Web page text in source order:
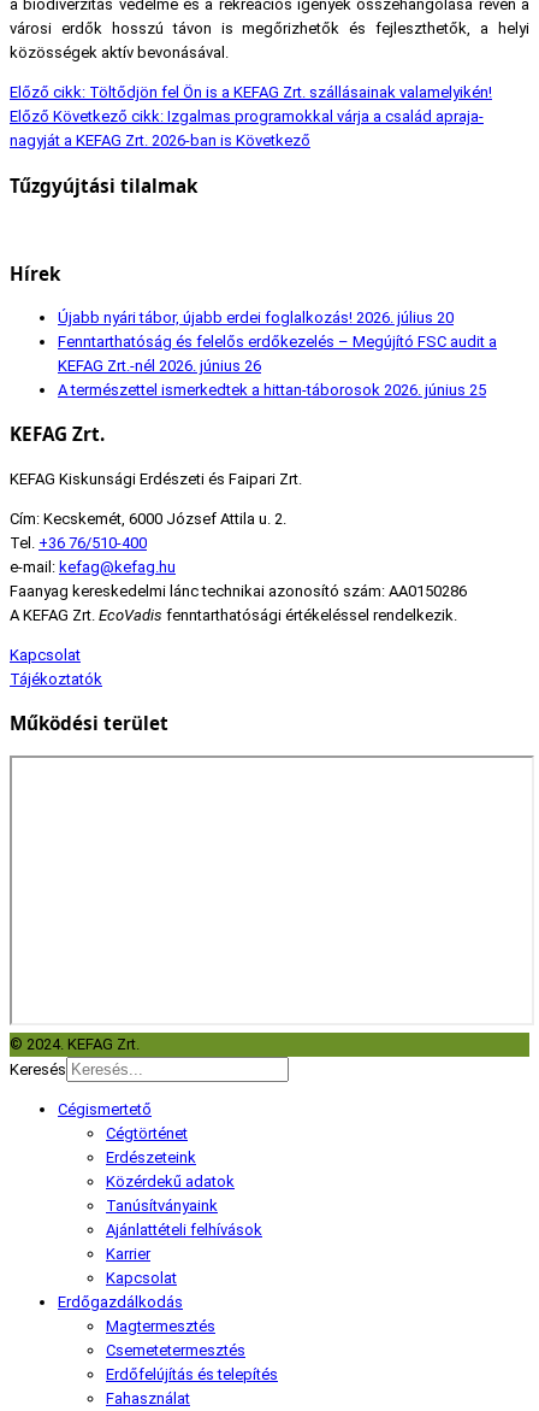
a biodiverzitás védelme és a rekreációs igények összehangolása révén a
városi erdők hosszú távon is megőrizhetők és fejleszthetők, a helyi
közösségek aktív bevonásával.
Előző cikk: Töltődjön fel Ön is a KEFAG Zrt. szállásainak valamelyikén!
Előző Következő cikk: Izgalmas programokkal várja a család apraja-
nagyját a KEFAG Zrt. 2026-ban is Következő
Tűzgyújtási tilalmak
Hírek
Újabb nyári tábor, újabb erdei foglalkozás! 2026. július 20
Fenntarthatóság és felelős erdőkezelés – Megújító FSC audit a
KEFAG Zrt.-nél 2026. június 26
A természettel ismerkedtek a hittan-táborosok 2026. június 25
KEFAG Zrt.
KEFAG Kiskunsági Erdészeti és Faipari Zrt.
Cím: Kecskemét, 6000 József Attila u. 2.
Tel. +36 76/510-400
e-mail: kefag@kefag.hu
Faanyag kereskedelmi lánc technikai azonosító szám: AA0150286
A KEFAG Zrt. EcoVadis fenntarthatósági értékeléssel rendelkezik.
Kapcsolat
Tájékoztatók
Működési terület
© 2024. KEFAG Zrt.
Keresés
Cégismertető
Cégtörténet
Erdészeteink
Közérdekű adatok
Tanúsítványaink
Ajánlattételi felhívások
Karrier
Kapcsolat
Erdőgazdálkodás
Magtermesztés
Csemetetermesztés
Erdőfelújítás és telepítés
Fahasználat